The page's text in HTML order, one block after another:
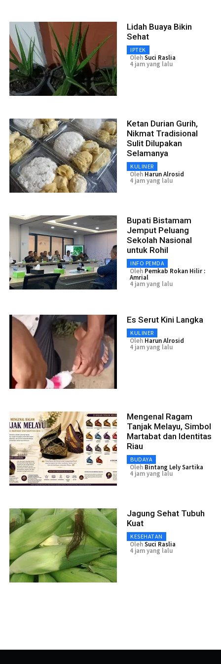
Lidah Buaya Bikin
Sehat
IPTEK
OlehSuci Raslia
4 jam yang lalu
Ketan Durian Gurih,
Nikmat Tradisional
Sulit Dilupakan
Selamanya
KULINER
Oleh Harun Alrosid
4 jam yang lalu
Bupati Bistamam
Jemput Peluang
Sekolah Nasional
untuk Rohil
INFO PEMDA
Oleh Pemkab Rokan Hilir :
Amrial
4 jam yang lalu
Es Serut Kini Langka
KULINER
Oleh Harun Alrosid
4 jam yang lalu
Mengenal Ragam
Tanjak Melayu, Simbol
Martabat dan Identitas
Riau
BUDAYA
Oleh Bintang Lely Sartika
4 jam yang lalu
Jagung Sehat Tubuh
Kuat
KESEHATAN
OlehSuci Raslia
4 jam yang lalu